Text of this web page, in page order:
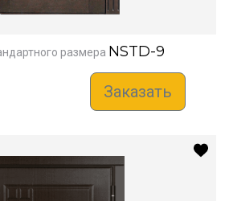
размера NSTD-9
Заказать